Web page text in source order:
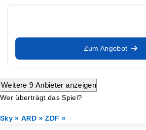
Zum Angebot
Weitere 9 Anbieter anzeigen
Wer überträgt das Spiel?
Sky » ARD » ZDF »